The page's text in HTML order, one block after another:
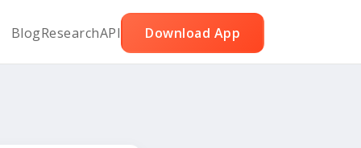
BlogResearchAPI Download App